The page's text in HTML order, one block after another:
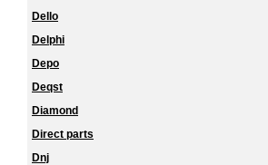
Dello
Delphi
Depo
Deqst
Diamond
Direct parts
Dnj